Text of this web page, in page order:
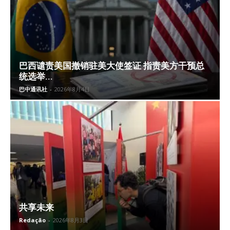
巴西谴责美国撤销驻美大使签证 指责美方干预总
统选举...
巴中通讯社 - 2026年8月4日
共享未来
Redação - 2026年8月3日